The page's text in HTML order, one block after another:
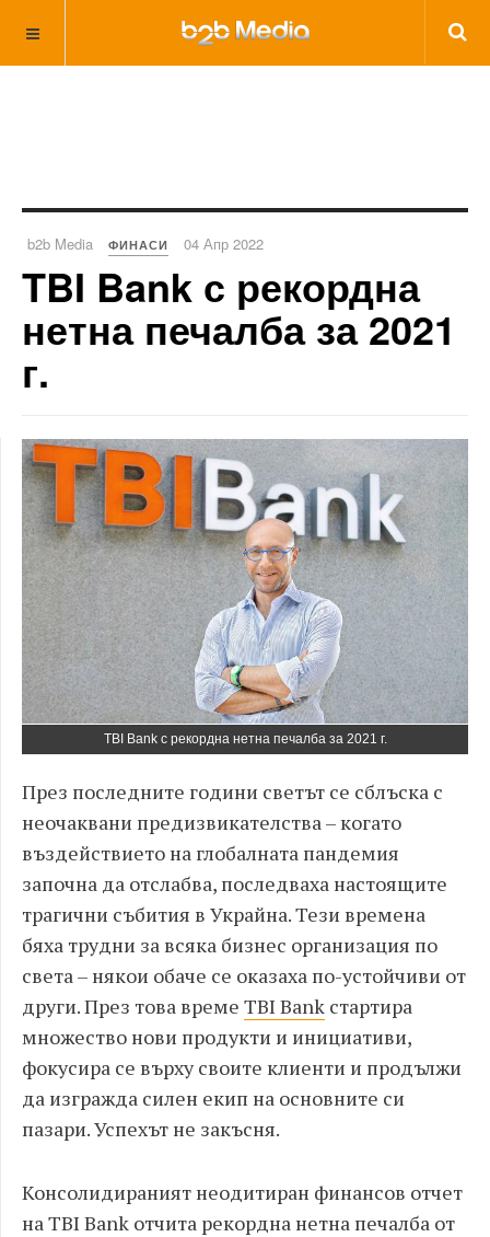
b2b Media ФИНАСИ 04 Апр 2022
TBI Bank с рекордна
нетна печалба за 2021
г.
TBI Bank с рекордна нетна печалба за 2021 г.
През последните години светът се сблъска с
неочаквани предизвикателства – когато
въздействието на глобалната пандемия
започна да отслабва, последваха настоящите
трагични събития в Украйна. Тези времена
бяха трудни за всяка бизнес организация по
света – някои обаче се оказаха по-устойчиви от
други. През това време TBI Bank стартира
множество нови продукти и инициативи,
фокусира се върху своите клиенти и продължи
да изгражда силен екип на основните си
пазари. Успехът не закъсня.
Консолидираният неодитиран финансов отчет
на TBI Bank отчита рекордна нетна печалба от